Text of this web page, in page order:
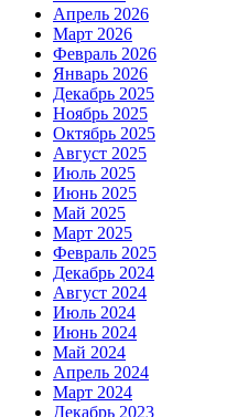
Апрель 2026
Март 2026
Февраль 2026
Январь 2026
Декабрь 2025
Ноябрь 2025
Октябрь 2025
Август 2025
Июль 2025
Июнь 2025
Май 2025
Март 2025
Февраль 2025
Декабрь 2024
Август 2024
Июль 2024
Июнь 2024
Май 2024
Апрель 2024
Март 2024
Декабрь 2023